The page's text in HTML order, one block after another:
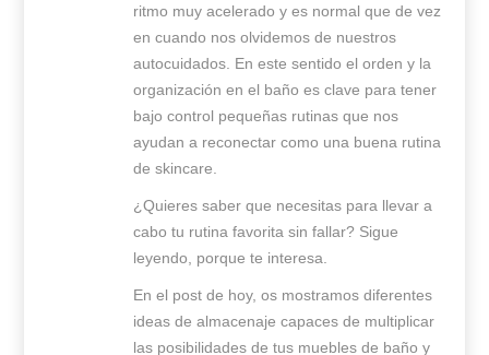
ritmo muy acelerado y es normal que de vez
en cuando nos olvidemos de nuestros
autocuidados. En este sentido el orden y la
organización en el baño es clave para tener
bajo control pequeñas rutinas que nos
ayudan a reconectar como una buena rutina
de skincare.
¿Quieres saber que necesitas para llevar a
cabo tu rutina favorita sin fallar? Sigue
leyendo, porque te interesa.
En el post de hoy, os mostramos diferentes
ideas de almacenaje capaces de multiplicar
las posibilidades de tus muebles de baño y